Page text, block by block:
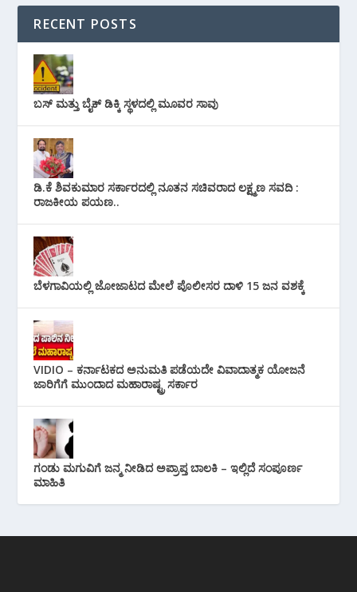
RECENT POSTS
ಬಸ್ ಮತ್ತು ಬೈಕ್ ಡಿಕ್ಕಿ ಸ್ಥಳದಲ್ಲಿ ಮೂವರ ಸಾವು
ಡಿ.ಕೆ ಶಿವಕುಮಾರ ಸರ್ಕಾರದಲ್ಲಿ ನೂತನ ಸಚಿವರಾದ ಲಕ್ಷ್ಮಣ ಸವದಿ :
ರಾಜಕೀಯ ಪಯಣ..
ಬೆಳಗಾವಿಯಲ್ಲಿ ಜೋಜಾಟದ ಮೇಲೆ ಪೊಲೀಸರ ದಾಳಿ 15 ಜನ ವಶಕ್ಕೆ
VIDIO – ಕರ್ನಾಟಕದ ಅನುಮತಿ ಪಡೆಯದೇ ವಿವಾದಾತ್ಮಕ ಯೋಜನೆ
ಜಾರಿಗೆಗೆ ಮುಂದಾದ ಮಹಾರಾಷ್ಟ್ರ ಸರ್ಕಾರ
ಗಂಡು ಮಗುವಿಗೆ ಜನ್ಮ ನೀಡಿದ ಅಪ್ರಾಪ್ತ ಬಾಲಕಿ – ಇಲ್ಲಿದೆ ಸಂಪೂರ್ಣ
ಮಾಹಿತಿ